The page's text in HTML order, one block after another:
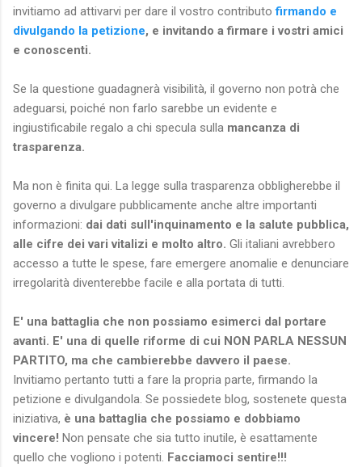
invitiamo ad attivarvi per dare il vostro contributofirmando e
divulgando la petizione, e invitando a firmare i vostri amici
e conoscenti.
Se la questione guadagnerà visibilità, il governo non potrà che
adeguarsi, poiché non farlo sarebbe un evidente e
ingiustificabile regalo a chi specula sulla mancanza di
trasparenza.
Ma non è finita qui. La legge sulla trasparenza obbligherebbe il
governo a divulgare pubblicamente anche altre importanti
informazioni: dai dati sull'inquinamento e la salute pubblica,
alle cifre dei vari vitalizi e molto altro. Gli italiani avrebbero
accesso a tutte le spese, fare emergere anomalie e denunciare
irregolarità diventerebbe facile e alla portata di tutti.
E' una battaglia che non possiamo esimerci dal portare
avanti. E' una di quelle riforme di cui NON PARLA NESSUN
PARTITO, ma che cambierebbe davvero il paese.
Invitiamo pertanto tutti a fare la propria parte, firmando la
petizione e divulgandola. Se possiedete blog, sostenete questa
iniziativa, è una battaglia che possiamo e dobbiamo
vincere! Non pensate che sia tutto inutile, è esattamente
quello che vogliono i potenti. Facciamoci sentire!!!